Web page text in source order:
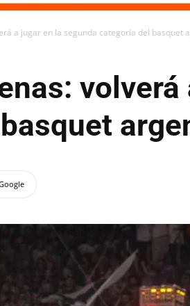
a jugar en la segunda categoría del basquet